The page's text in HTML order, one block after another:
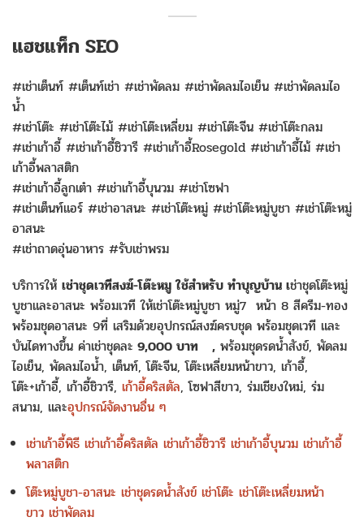
แฮชแท็ก SEO
#เช่าเต็นท์ #เต็นท์เช่า #เช่าพัดลม #เช่าพัดลมไอเย็น #เช่าพัดลมไอ
น้ำ
#เช่าโต๊ะ #เช่าโต๊ะไม้ #เช่าโต๊ะเหลี่ยม #เช่าโต๊ะจีน #เช่าโต๊ะกลม
#เช่าเก้าอี้ #เช่าเก้าอี้ชิวารี #เช่าเก้าอี้Rosegold #เช่าเก้าอี้ไม้ #เช่า
เก้าอี้พลาสติก
#เช่าเก้าอี้ลูกเต๋า #เช่าเก้าอี้บุนวม #เช่าโซฟา
#เช่าเต็นท์แอร์ #เช่าอาสนะ #เช่าโต๊ะหมู่ #เช่าโต๊ะหมู่บูชา #เช่าโต๊ะหมู่
อาสนะ
#เช่าถาดอุ่นอาหาร #รับเช่าพรม
บริการให้ เช่าชุดเวทีสงฆ์-โต๊ะหมู ใช้สำหรับ ทำบุญบ้าน เช่าชุดโต๊ะหมู่
บูชาและอาสนะ พร้อมเวที ให้เช่าโต๊ะหมู่บูชา หมู่7 หน้า 8 สีครีม-ทอง
พร้อมชุดอาสนะ 9ที่ เสริมด้วยอุปกรณ์สงฆ์ครบชุด พร้อมชุดเวที และ
บันไดทางขึ้น ค่าเช่าชุดละ 9,000 บาท , พร้อมชุดรดน้ำสังข์, พัดลม
ไอเย็น, พัดลมไอน้ำ, เต็นท์, โต๊ะจีน, โต๊ะเหลี่ยมหน้าขาว, เก้าอี้,
โต๊ะ+เก้าอี้, เก้าอี้ชิวารี, เก้าอี้คริสตัล, โซฟาสีขาว, ร่มเชียงใหม่, ร่ม
สนาม, และอุปกรณ์จัดงานอื่น ๆ
เช่าเก้าอี้พิธี เช่าเก้าอี้คริสตัล เช่าเก้าอี้ชิวารี เช่าเก้าอี้บุนวม เช่าเก้าอี้
พลาสติก
โต๊ะหมู่บูชา-อาสนะ เช่าชุดรดน้ำสังข์ เช่าโต๊ะ เช่าโต๊ะเหลี่ยมหน้า
ขาว เช่าพัดลม